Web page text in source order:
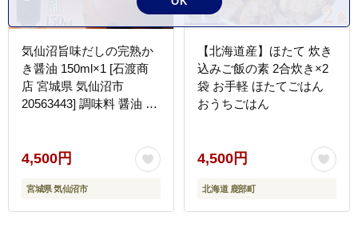
気仙沼旨味だしの完熟か
き醤油 150ml×1 [石渡商
店 宮城県 気仙沼市
20563443] 調味料 醤油 カ
4,500円
宮城県 気仙沼市
【北海道産】ほたて 炊き
込みご飯の素 2合炊き×2
袋 お手軽 ほたてごはん
おうちごはん
4,500円
北海道 鹿部町